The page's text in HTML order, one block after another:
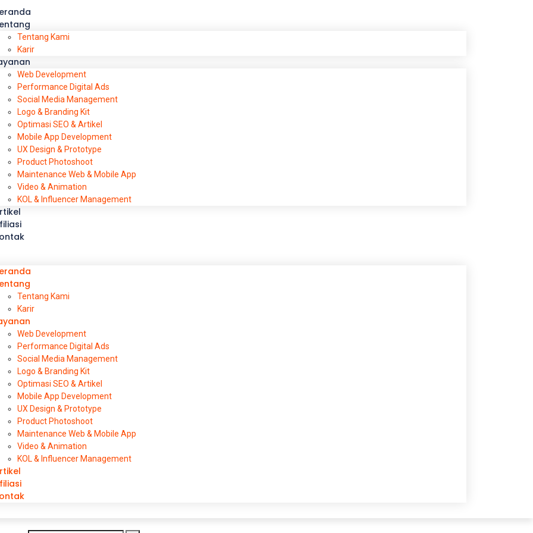
Tentang Kami
Karir
Web Development
Performance Digital Ads
Social Media Management
Logo & Branding Kit
Optimasi SEO & Artikel
Mobile App Development
UX Design & Prototype
Product Photoshoot
Maintenance Web & Mobile App
Video & Animation
KOL & Influencer Management
Tentang Kami
Karir
Web Development
Performance Digital Ads
Social Media Management
Logo & Branding Kit
Optimasi SEO & Artikel
Mobile App Development
UX Design & Prototype
Product Photoshoot
Maintenance Web & Mobile App
Video & Animation
KOL & Influencer Management